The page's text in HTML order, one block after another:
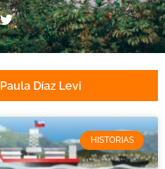
Díaz Levi
HISTORIAS